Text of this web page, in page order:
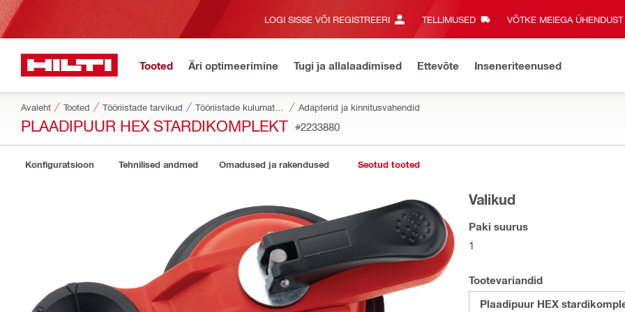
LOGI SISSE VÕI REGISTREERI TELLIMUSED VÕTKE MEIEGA ÜHENDUST‎
Tooted Äri optimeerimine Tugi ja allalaadimised Ettevõte Inseneriteenused
Avaleht Tooted Tööriistade tarvikud Adapterid ja kinnitusvahendid
PLAADIPUUR HEX STARDIKOMPLEKT #2233880
Konfiguratsioon Tehnilised andmed Omadused ja rakendused Seotud tooted
Valikud
Paki suurus
1
Tootevariandid
Plaadipuur HEX